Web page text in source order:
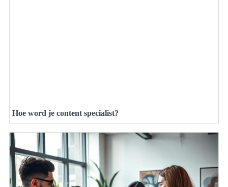
Hoe word je content specialist?